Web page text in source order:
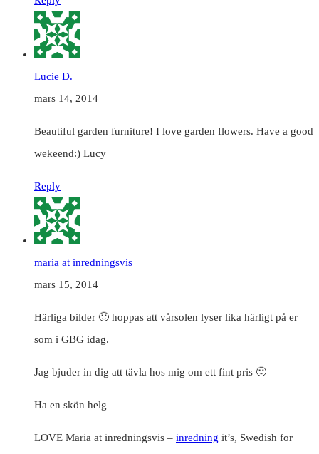
Lucie D.
mars 14, 2014
Beautiful garden furniture! I love garden flowers. Have a good
wekeend:) Lucy
Reply
maria at inredningsvis
mars 15, 2014
Härliga bilder 🙂 hoppas att vårsolen lyser lika härligt på er
som i GBG idag.
Jag bjuder in dig att tävla hos mig om ett fint pris 🙂
Ha en skön helg
LOVE Maria at inredningsvis – inredning it’s, Swedish for